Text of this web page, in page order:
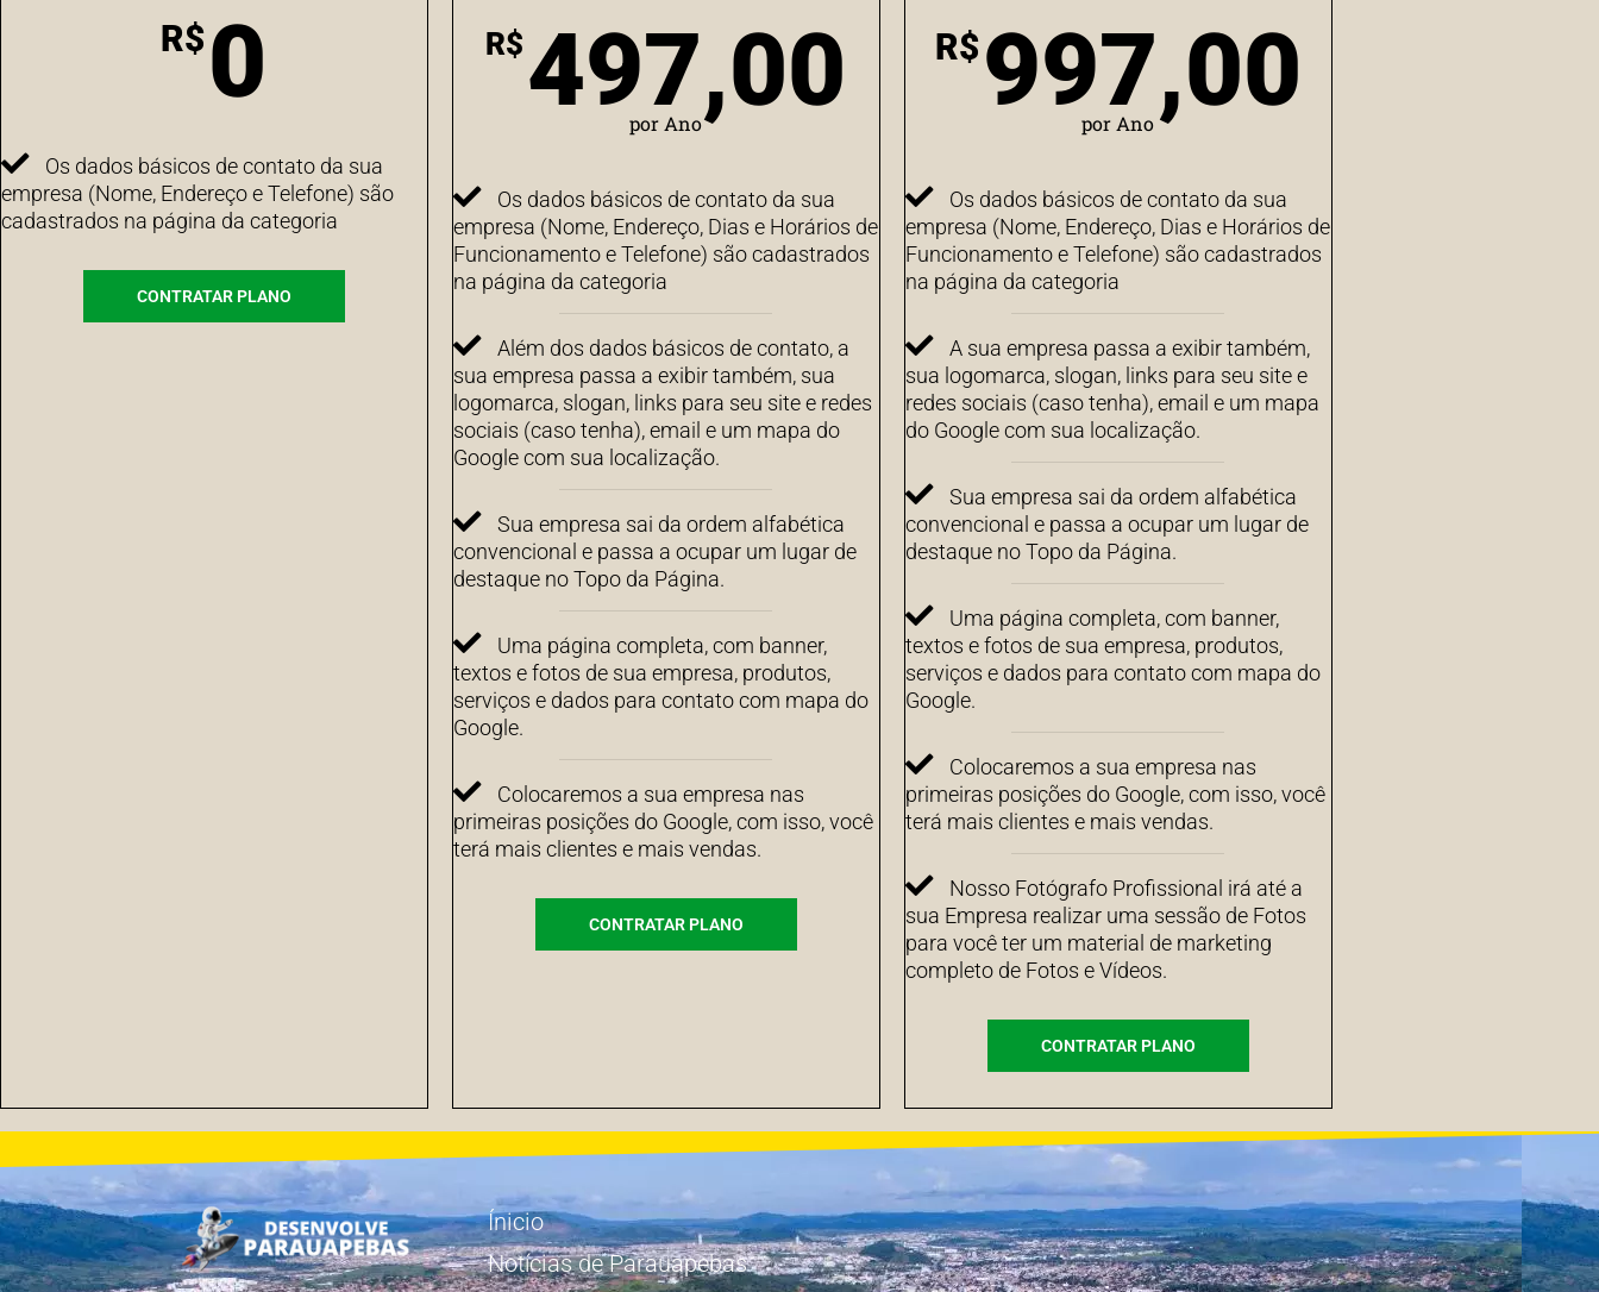
R$0
Os dados básicos de contato da sua
empresa (Nome, Endereço e Telefone) são
cadastrados na página da categoria
CONTRATAR PLANO
R$ 497,00
por Ano
Os dados básicos de contato da sua
empresa (Nome, Endereço, Dias e Horários de
Funcionamento e Telefone) são cadastrados
na página da categoria
Além dos dados básicos de contato, a
sua empresa passa a exibir também, sua
logomarca, slogan, links para seu site e redes
sociais (caso tenha), email e um mapa do
Google com sua localização.
Sua empresa sai da ordem alfabética
convencional e passa a ocupar um lugar de
destaque no Topo da Página.
Uma página completa, com banner,
textos e fotos de sua empresa, produtos,
serviços e dados para contato com mapa do
Google.
Colocaremos a sua empresa nas
primeiras posições do Google, com isso, você
terá mais clientes e mais vendas.
CONTRATAR PLANO
R$997,00
por Ano
Os dados básicos de contato da sua
empresa (Nome, Endereço, Dias e Horários de
Funcionamento e Telefone) são cadastrados
na página da categoria
A sua empresa passa a exibir também,
sua logomarca, slogan, links para seu site e
redes sociais (caso tenha), email e um mapa
do Google com sua localização.
Sua empresa sai da ordem alfabética
convencional e passa a ocupar um lugar de
destaque no Topo da Página.
Uma página completa, com banner,
textos e fotos de sua empresa, produtos,
serviços e dados para contato com mapa do
Google.
Colocaremos a sua empresa nas
primeiras posições do Google, com isso, você
terá mais clientes e mais vendas.
Nosso Fotógrafo Profissional irá até a
sua Empresa realizar uma sessão de Fotos
para você ter um material de marketing
completo de Fotos e Vídeos.
CONTRATAR PLANO
Ínicio
Notícias de Parauapebas